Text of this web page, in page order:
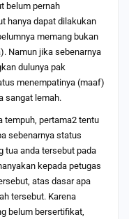
belum pernah
hanya dapat dilakukan
memang bukan
Namun jika sebenarnya
dulunya pak
menempatinya (maaf)
sangat lemah.
tempuh, pertama2 tentu
sebenarnya status
tua anda tersebut pada
kepada petugas
atas dasar apa
tersebut. Karena
belum bersertifikat,